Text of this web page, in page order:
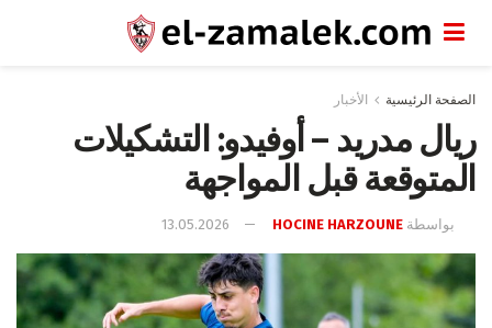
الصفحة الرئيسية الأخبار
ريال مدريد – أوفيدو: التشكيلات
المتوقعة قبل المواجهة
بواسطة HOCINE HARZOUNE
13.05.2026